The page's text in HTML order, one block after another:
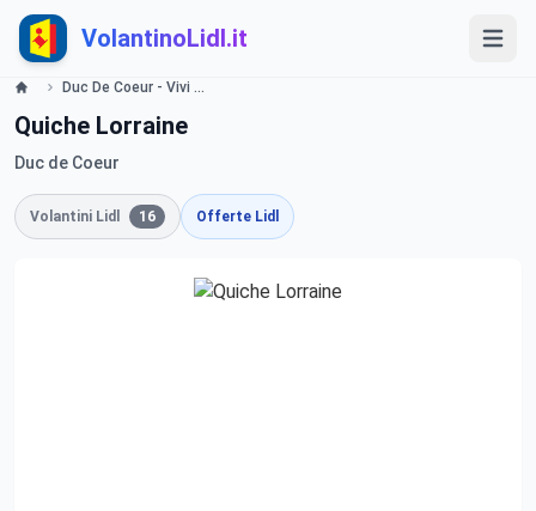
VolantinoLidl.it
Duc De Coeur - Vivi lo stile francese Lidl
Quiche Lorraine
Duc de Coeur
Volantini Lidl 16 Offerte Lidl